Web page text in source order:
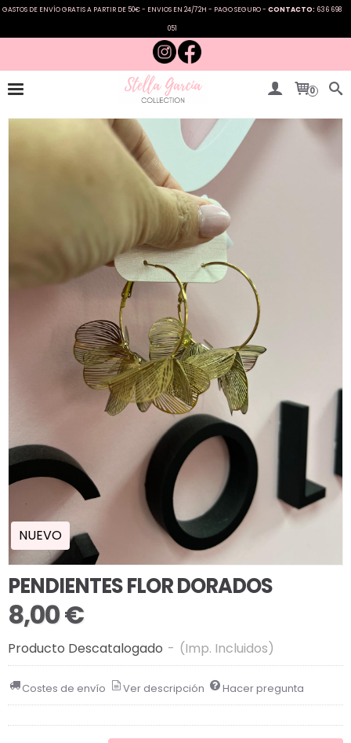
GASTOS DE ENVÍO GRATIS A PARTIR DE 50€ - ENVIOS EN 24/72H - PAGO SEGURO - CONTACTO: 636 698
051
0
NUEVO
PENDIENTES FLOR DORADOS
8,00 €
Producto Descatalogado - (Imp. Incluidos)
Costes de envío Ver descripción Hacer pregunta